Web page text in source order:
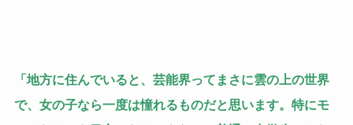
「地方に住んでいると、芸能界ってまさに雲の上の世界
で、女の子なら一度は憧れるものだと思います。特にモ